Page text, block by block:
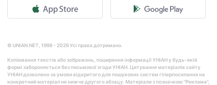
© UNIAN.NET, 1998 - 2026 Усі права дотримано.
Копіювання текстів або зображень, поширення інформації УНІАН у будь-якій
формі забороняється без письмової згоди УНІАН. Цитування матеріалів сайту
УНІАН дозволено за умови відкритого для пошукових систем гіперпосилання на
конкретний матеріал не нижче другого абзацу. Матеріали з позначкою "Реклама",